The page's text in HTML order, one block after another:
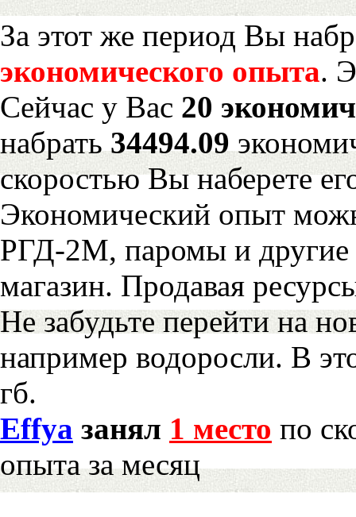
За этот же период Вы
экономического опыта.
Сейчас у Вас 20
набрать34494.09
скоростью Вы наберете
Экономический опыт
РГД-2М, паромы и другие
магазин. Продавая
Не забудьте перейти на
например водоросли. В
гб.
Effya занял 1 место по
опыта за месяц